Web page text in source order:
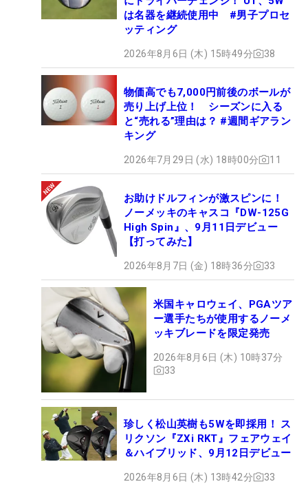
は名器を継続使用中 #男子プロセ
ッティング
2026年8月6日 (木) 15時49分 38
物価高でも7,000円前後のボールが
売り上げ上位！ シーズンに入る
と“売れる”理由は？ #週間ギアラン
キング
2026年7月29日 (水) 18時00分 11
お助けドルフィンが激スピンに！
ノーメッキのキャスコ『DW-125G
High Spin』、9月11日デビュー
【打ってみた】
2026年8月7日 (金) 18時36分 33
米国キャロウェイ、PGAツア
ー選手たちが使用するノーメ
ッキブレードを限定発売
2026年8月6日 (木) 10時37分
33
珍しく松山英樹も5Wを即採用！ ス
リクソン『ZXi RKT』フェアウェイ
＆ハイブリッド、9月12日デビュー
2026年8月6日 (木) 13時42分 33